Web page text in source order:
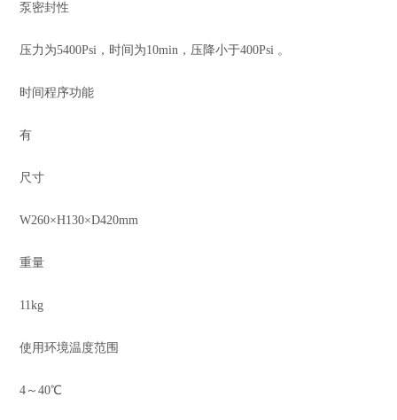
泵密封性
压力为5400Psi，时间为10min，压降小于400Psi 。
时间程序功能
有
尺寸
W260×H130×D420mm
重量
11kg
使用环境温度范围
4～40℃